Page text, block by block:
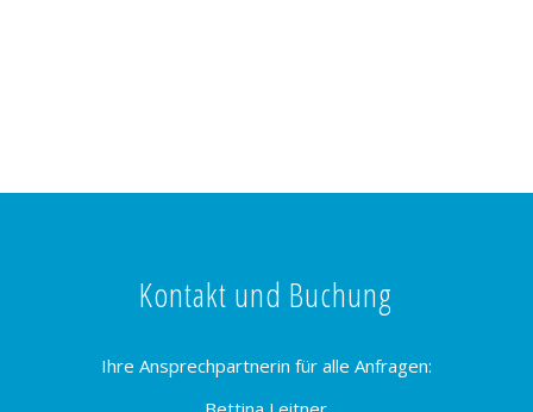
Kontakt und Buchung
Ihre Ansprechpartnerin für alle Anfragen: